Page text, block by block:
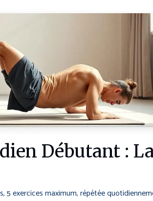
Débutant :
5 exercices maximum, répétée